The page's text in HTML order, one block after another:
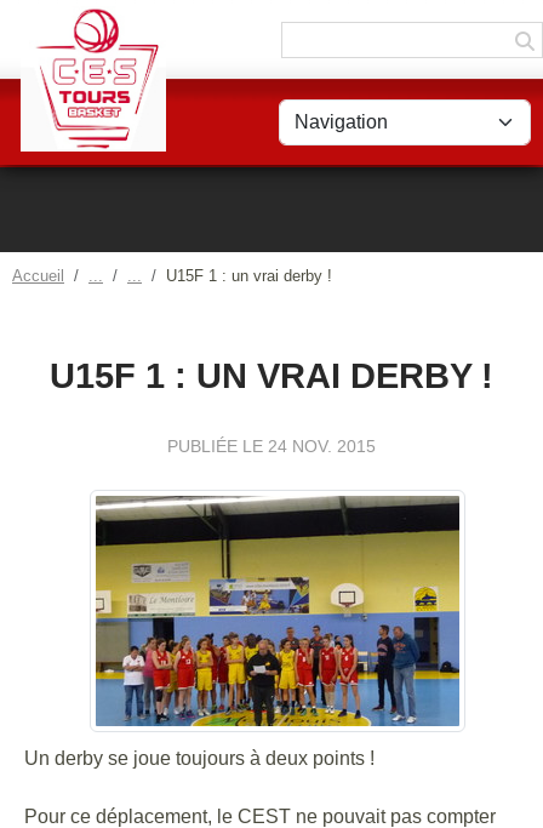
Accueil U15F 1 : un vrai derby !
U15F 1 : UN VRAI DERBY !
PUBLIÉE LE 24 NOV. 2015
Un derby se joue toujours à deux points !
Pour ce déplacement, le CEST ne pouvait pas compter
Panneau de gestion des cookies